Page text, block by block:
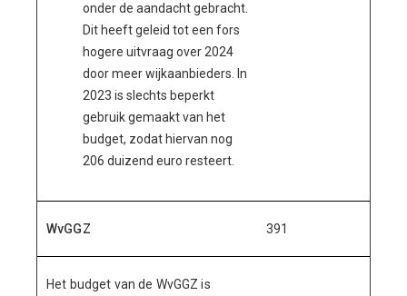
onder de aandacht gebracht.
Dit heeft geleid tot een fors
hogere uitvraag over 2024
door meer wijkaanbieders. In
2023 is slechts beperkt
gebruik gemaakt van het
budget, zodat hiervan nog
206 duizend euro resteert.
WvGGZ 391
Het budget van de WvGGZ is